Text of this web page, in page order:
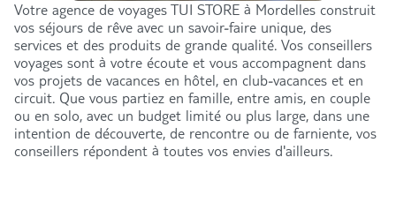
Votre agence de voyages TUI STORE à Mordelles construit
vos séjours de rêve avec un savoir-faire unique, des
services et des produits de grande qualité. Vos conseillers
voyages sont à votre écoute et vous accompagnent dans
vos projets de vacances en hôtel, en club-vacances et en
circuit. Que vous partiez en famille, entre amis, en couple
ou en solo, avec un budget limité ou plus large, dans une
intention de découverte, de rencontre ou de farniente, vos
conseillers répondent à toutes vos envies d'ailleurs.